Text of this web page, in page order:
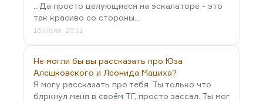
...Да просто целующиеся на эскалаторе - это
так красиво со стороны...
16 июля, 20:11
Не могли бы вы рассказать про Юза
Алешковского и Леонида Мациха?
Я могу рассказать про тебя. Ты только что
блркнул меня в своём ТГ, просто зассал. Ты мог